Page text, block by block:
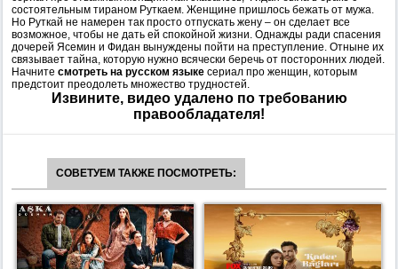
состоятельным тираном Руткаем. Женщине пришлось бежать от мужа.
Но Руткай не намерен так просто отпускать жену – он сделает все
возможное, чтобы не дать ей спокойной жизни. Однажды ради спасения
дочерей Ясемин и Фидан вынуждены пойти на преступление. Отныне их
связывает тайна, которую нужно всячески беречь от посторонних людей.
Начните смотреть на русском языке сериал про женщин, которым
предстоит преодолеть множество трудностей.
Извините, видео удалено по требованию
правообладателя!
СОВЕТУЕМ ТАКЖЕ ПОСМОТРЕТЬ: